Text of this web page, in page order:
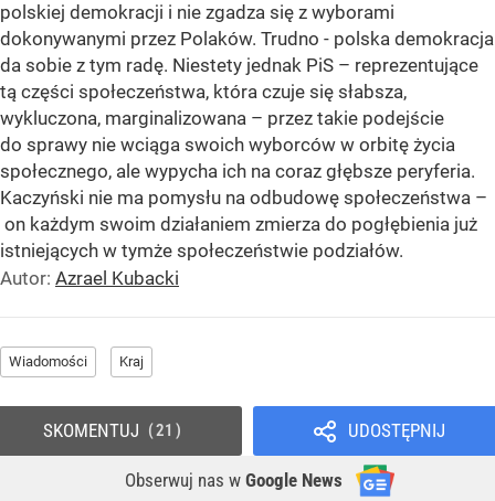
polskiej demokracji i nie zgadza się z wyborami
dokonywanymi przez Polaków. Trudno - polska demokracja
da sobie z tym radę. Niestety jednak PiS – reprezentujące
tą części społeczeństwa, która czuje się słabsza,
wykluczona, marginalizowana – przez takie podejście
do sprawy nie wciąga swoich wyborców w orbitę życia
społecznego, ale wypycha ich na coraz głębsze peryferia.
Kaczyński nie ma pomysłu na odbudowę społeczeństwa –
on każdym swoim działaniem zmierza do pogłębienia już
istniejących w tymże społeczeństwie podziałów.
Autor: Azrael Kubacki
Wiadomości Kraj
UDOSTĘPNIJ
Obserwuj nas w Google News
SKOMENTUJ 21